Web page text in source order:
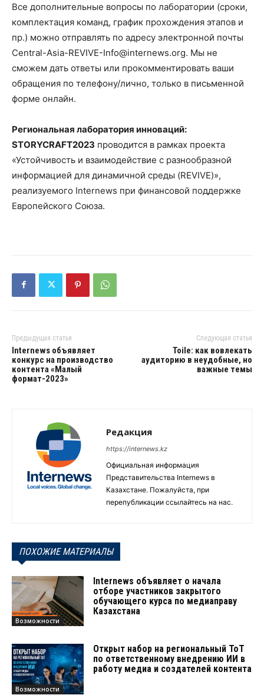
Все дополнительные вопросы по лаборатории (сроки,
комплектация команд, график прохождения этапов и
пр.) можно отправлять по адресу электронной почты
Central-Asia-REVIVE-Info@internews.org. Мы не
сможем дать ответы или прокомментировать ваши
обращения по телефону/лично, только в письменной
форме онлайн.
Региональная лаборатория инноваций:
STORYCRAFT2023 проводится в рамках проекта
«Устойчивость и взаимодействие с разнообразной
информацией для динамичной среды (REVIVE)»,
реализуемого Internews при финансовой поддержке
Европейского Союза.
Предыдущая статья
Internews объявляет
конкурс на производство
контента «Малый
формат-2023»
Следующая статья
Toile: как вовлекать
аудиторию в неудобные, но
важные темы
Редакция
https://internews.kz
Официальная информация
Представительства Internews в
Казахстане. Пожалуйста, при
перепубликации ссылайтесь на нас.
ПОХОЖИЕ МАТЕРИАЛЫ
Возможности
Internews объявляет о начала
отборе участников закрытого
обучающего курса по медиаправу
Казахстана
Возможности
Открыт набор на региональный ТоТ
по ответственному внедрению ИИ в
работу медиа и создателей контента